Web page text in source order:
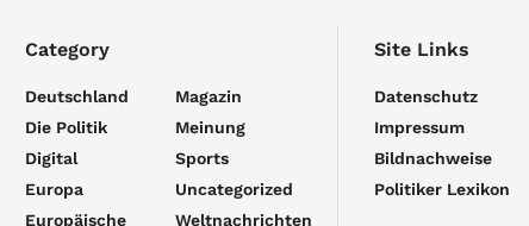
Category
Deutschland
Die Politik
Digital
Europa
Europäische
Magazin
Meinung
Sports
Uncategorized
Weltnachrichten
Site Links
Datenschutz
Impressum
Bildnachweise
Politiker Lexikon